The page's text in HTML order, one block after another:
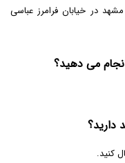
در خیابان فرامرز عباسی
می دهید؟
کنید.